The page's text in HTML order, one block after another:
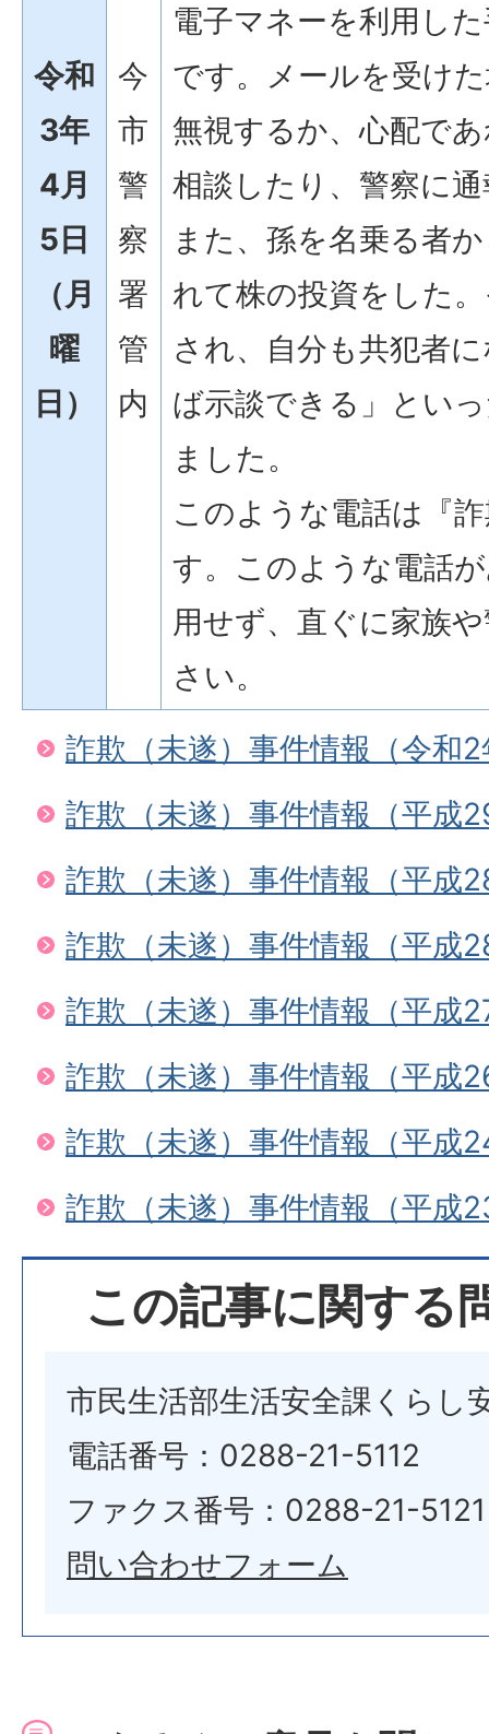
令和
3年
4月
5日
（月
曜
日）
今
市
警
察
署
管
内
電子マネーを利用し
です。メールを受け
無視するか、心配で
相談したり、警察に
また、孫を名乗る者
れて株の投資をした
され、自分も共犯者
ば示談できる」とい
ました。
このような電話は『
す。このような電話
用せず、直ぐに家族
さい。
詐欺（未遂）事件情報（令和
詐欺（未遂）事件情報（平成
詐欺（未遂）事件情報（平成
詐欺（未遂）事件情報（平成
詐欺（未遂）事件情報（平成
詐欺（未遂）事件情報（平成
詐欺（未遂）事件情報（平成
詐欺（未遂）事件情報（平成
この記事に関する
市民生活部生活安全課くらし
電話番号：0288-21-5112
ファクス番号：0288-21-5121
問い合わせフォーム